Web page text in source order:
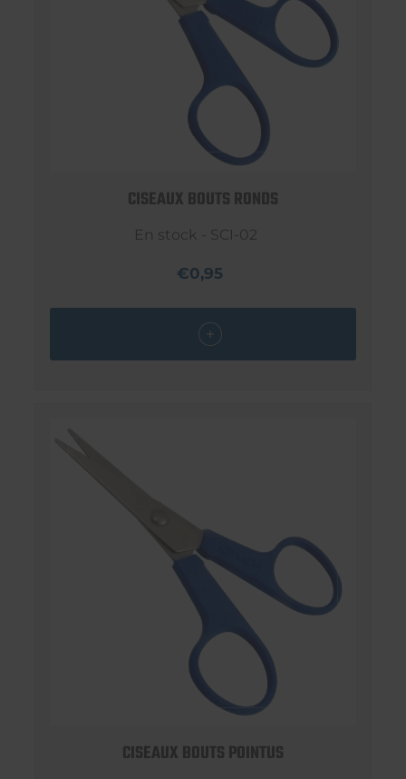
CISEAUX BOUTS RONDS
En stock - SCI-02
€0,95
CISEAUX BOUTS POINTUS